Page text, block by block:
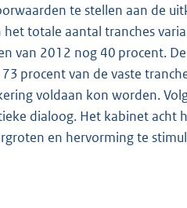
te stellen aan de
totale aantal tranches
van 2012 nog 40 procent.
procent van de vaste
voldaan kon worden.
dialoog. Het kabinet acht
en hervorming te